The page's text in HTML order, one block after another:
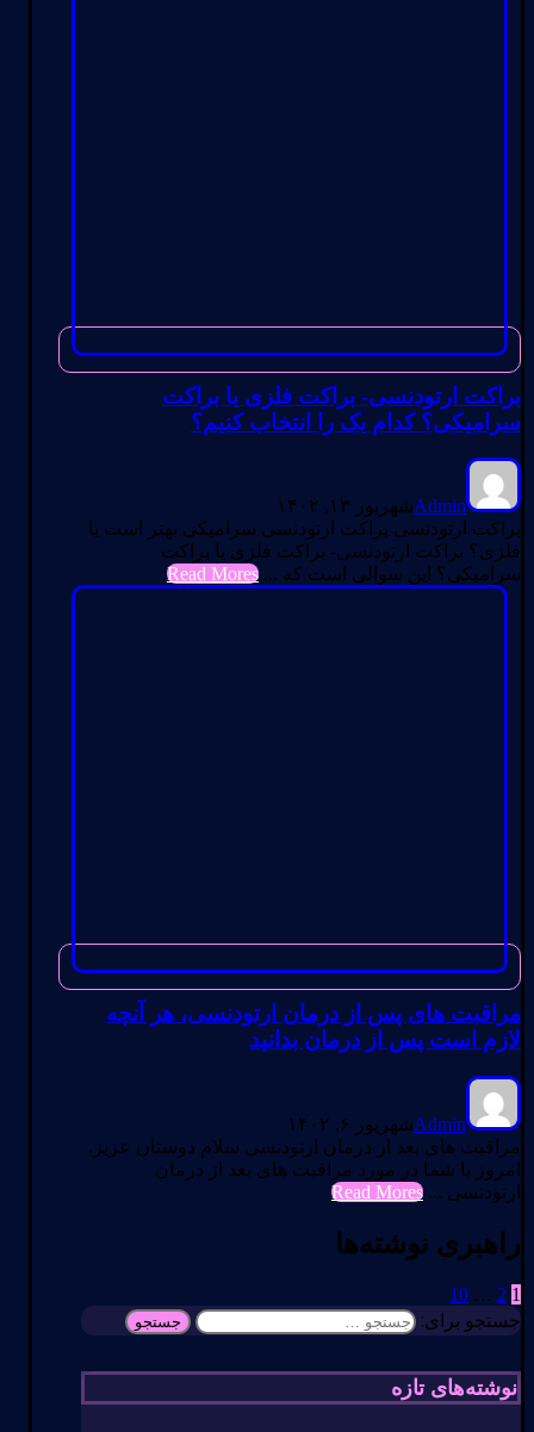
براکت ارتودنسی- براکت فلزی یا براکت
سرامیکی؟ کدام یک را انتخاب کنیم؟
Adminشهریور ۱۳, ۱۴۰۲
براکت ارتودنسی براکت ارتودنسی سرامیکی بهتر است یا
فلزی؟ براکت ارتودنسی- براکت فلزی یا براکت
سرامیکی؟ این سوالی است که ... Read Mores
مراقبت های پس از درمان ارتودنسی، هر آنچه
لازم است پس از درمان بدانید
Adminشهریور ۶, ۱۴۰۲
مراقبت های بعد از درمان ارتودنسی سلام دوستان عزیز،
امروز با شما در مورد مراقبت های بعد از درمان
ارتودنسی ... Read Mores
راهبری نوشته‌ها
1
2
…
10
جستجو برای:
نوشته‌های تازه